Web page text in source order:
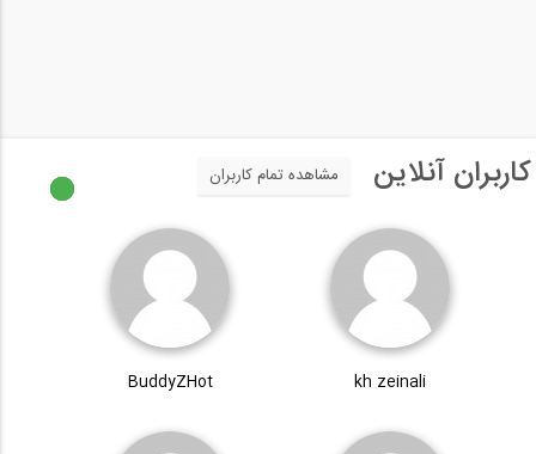
کاربران آنلاین مشاهده تمام کاربران
kh zeinali
BuddyZHot